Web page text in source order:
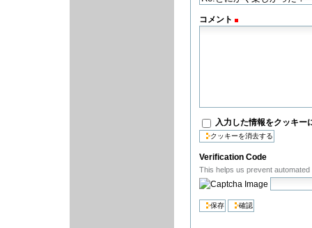
コメント
入力した情報をクッキー
Verification Code
This helps us prevent automated